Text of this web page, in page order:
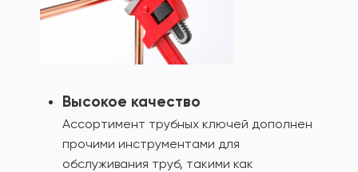
Высокое качество
Ассортимент трубных ключей дополнен
прочими инструментами для
обслуживания труб, такими как